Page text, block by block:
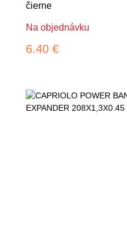
čierne
Na objednávku
6.40 €